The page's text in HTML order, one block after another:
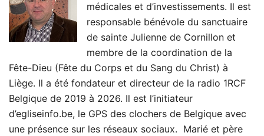
médicales et d’investissements. Il est
responsable bénévole du sanctuaire
de sainte Julienne de Cornillon et
membre de la coordination de la
Fête-Dieu (Fête du Corps et du Sang du Christ) à
Liège. Il a été fondateur et directeur de la radio 1RCF
Belgique de 2019 à 2026. Il est l’initiateur
d’egliseinfo.be, le GPS des clochers de Belgique avec
une présence sur les réseaux sociaux. Marié et père